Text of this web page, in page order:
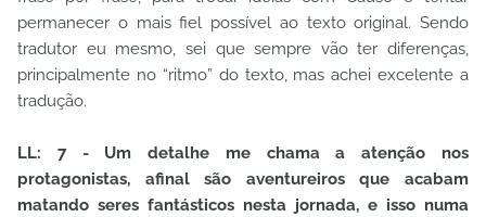
permanecer o mais fiel possível ao texto original. Sendo
tradutor eu mesmo, sei que sempre vão ter diferenças,
principalmente no “ritmo” do texto, mas achei excelente a
tradução.
LL: 7 - Um detalhe me chama a atenção nos
protagonistas, afinal são aventureiros que acabam
matando seres fantásticos nesta jornada, e isso numa